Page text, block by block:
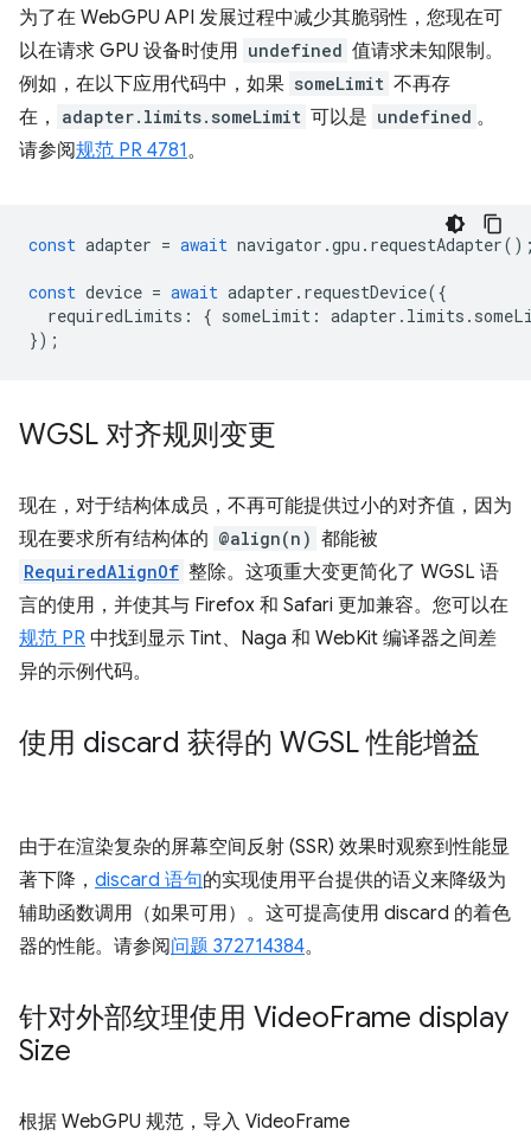
为了在 WebGPU API 发展过程中减少其脆弱性，您现在可
以在请求 GPU 设备时使用 undefined 值请求未知限制。
例如，在以下应用代码中，如果 someLimit 不再存
在，
adapter.limits.someLimit 可以是 undefined 。
请参阅规范 PR 4781。
const adapter = await navigator .gpu . requestAdapter
const device = await adapter . requestDevice({
requiredLimits : { someLimit : adapter . limits .
});
WGSL 对齐规则变更
现在，对于结构体成员，不再可能提供过小的对齐值，因为
现在要求所有结构体的 @align(n) 都能被
RequiredAlignOf 整除。这项重大变更简化了 WGSL 语
言的使用，并使其与 Firefox 和 Safari 更加兼容。您可以在
规范 PR 中找到显示 Tint、Naga 和 WebKit 编译器之间差
异的示例代码。
使用 discard 获得的 WGSL 性能增益
由于在渲染复杂的屏幕空间反射 (SSR) 效果时观察到性能显
著下降， discard 语句的实现使用平台提供的语义来降级为
辅助函数调用（如果可用）。这可提高使用 discard 的着色
器的性能。请参阅问题 372714384。
针对外部纹理使用 VideoFrame display
Size
根据 WebGPU 规范，导入 VideoFrame